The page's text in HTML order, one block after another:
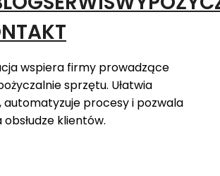
wspiera firmy prowadzące
sprzętu. Ułatwia
automatyzuje procesy i pozwala
klientów.